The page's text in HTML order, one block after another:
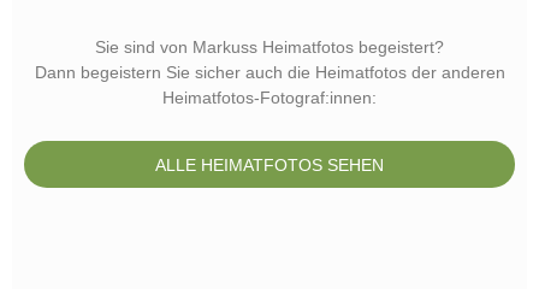
Sie sind von Markuss Heimatfotos begeistert?
Dann begeistern Sie sicher auch die Heimatfotos der anderen
Heimatfotos-Fotograf:innen:
ALLE HEIMATFOTOS SEHEN